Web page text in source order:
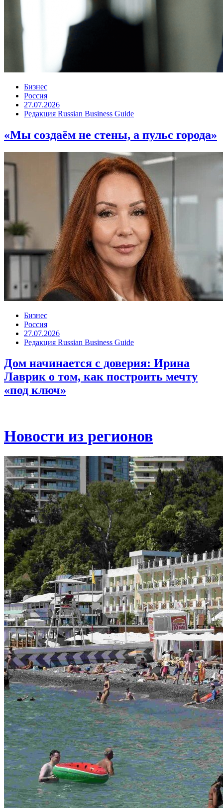
Бизнес
Россия
27.07.2026
Редакция Russian Business Guide
«Мы создаём не стены, а пульс города»
Бизнес
Россия
27.07.2026
Редакция Russian Business Guide
Дом начинается с доверия: Ирина
Лаврик о том, как построить мечту
«под ключ»
Новости из регионов